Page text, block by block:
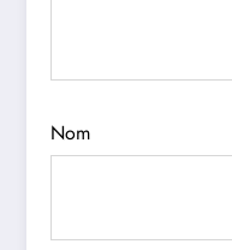
Nom